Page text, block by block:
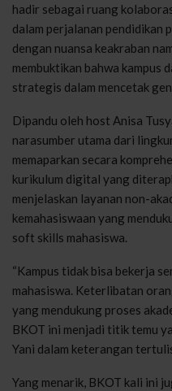
hadir sebagai ruang
dalam perjalanan
dengan nuansa keakraban
membuktikan bahwa kampus
strategis dalam mencetak
Dipandu oleh host Anisa
narasumber utama dari
memaparkan secara
kurikulum digital yang
menjelaskan layanan non-
kemahasiswaan yang
soft skills mahasiswa.
“Kampus tidak bisa bekerja
mahasiswa. Keterlibatan
yang mendukung proses
BKOT ini menjadi titik temu
Yani dalam keterangan
Yang menarik, BKOT kali ini